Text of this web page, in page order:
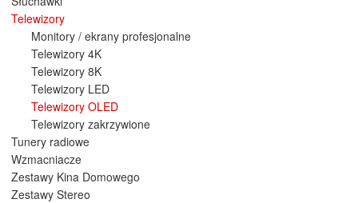
Telewizory
Monitory / ekrany profesjonalne
Telewizory 4K
Telewizory 8K
Telewizory LED
Telewizory OLED
Telewizory zakrzywione
Tunery radiowe
Wzmacniacze
Zestawy Kina Domowego
Zestawy Stereo